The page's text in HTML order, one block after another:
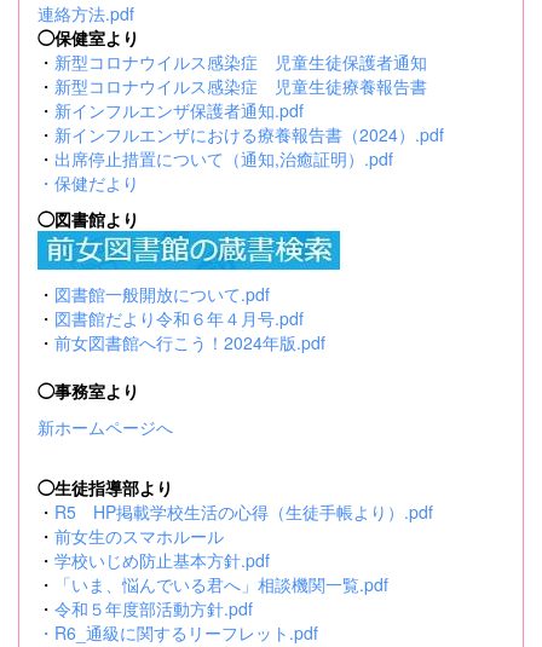
連絡方法.pdf
◯保健室より
・ 新型コロナウイルス感染症 児童生徒保護者通知
・ 新型コロナウイルス感染症 児童生徒療養報告書
・ 新インフルエンザ保護者通知.pdf
・ 新インフルエンザにおける療養報告書（2024）.pdf
・ 出席停止措置について（通知,治癒証明）.pdf
・ 保健だより
◯図書館より
・ 図書館一般開放について.pdf
・ 図書館だより令和６年４月号.pdf
・ 前女図書館へ行こう！2024年版.pdf
◯事務室より
新ホームページへ
◯生徒指導部より
・ R5 HP掲載学校生活の心得（生徒手帳より）.pdf
・ 前女生のスマホルール
・ 学校いじめ防止基本方針.pdf
・
「いま、悩んでいる君へ」相談機関一覧.pdf
・ 令和５年度部活動方針.pdf
・ R6_通級に関するリーフレット.pdf